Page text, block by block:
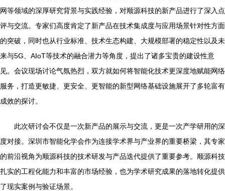
网等领域的深厚研究背景与实践经验，对顺源科技的新产品进行了深入点
评与交流。专家们高度肯定了新产品在技术集成度与应用场景针对性方面
的突破，同时也从行业标准、技术生态构建、大规模部署的稳定性以及未
来与5G、AIoT等技术的融合潜力等角度，提出了诸多宝贵的建设性意
见。会议现场讨论气氛热烈，双方就如何将智能化技术更深度地赋能网络
服务，打造更敏捷、更安全、更智能的新型网络基础设施展开了多轮富有
成效的探讨。
此次研讨会不仅是一次新产品的展示与交流，更是一次产学研用的深
度对接。深圳市智能化学会作为连接学术界与产业界的重要桥梁，其专家
的前沿视角为顺源科技的技术研发与产品迭代提供了重要参考。顺源科技
扎实的工程化能力和丰富的市场经验，也为学术研究成果的落地转化提供
了现实案例与验证场景。